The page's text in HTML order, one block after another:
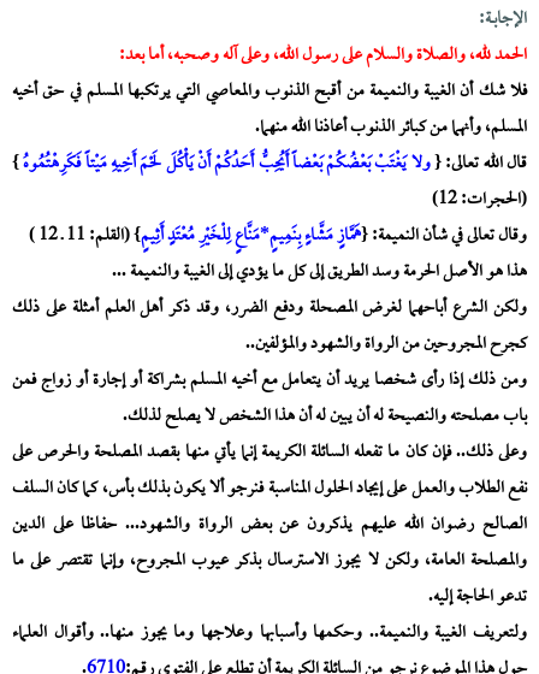
الإجابــة:
الحمد لله، والصلاة والسلام على رسول الله، وعلى آله وصحبه، أما بعد:
فلا شك أن الغيبة والنميمة من أقبح الذنوب والمعاصي التي يرتكبها المسلم في حق أخيه
المسلم، وأنهما من كبائر الذنوب أعاذنا الله منهما.
قال الله تعالى: {ولا يَغْتَبْبَعْضُكُمْ بَعْضاً أَيُحِبُّ أَحَدُكُمْ أَنْ يَأْكُلَ لَحْمَ أَخِيهِ مَيْتاً فَكَرِهْتُمُوهُ}
(الحجرات: 12)
وقال تعالى في شأن النميمة: {هَمَّازٍ مَشَّاءٍ بِنَمِيمٍ*مَنَّاعٍ لِلْخَيْرِ مُعْتَدٍ أَثِيمٍ} (القلم: 11 ـ 12 )
هذا هو الأصل الحرمة وسد الطريق إلى كل ما يؤدي إلى الغيبة والنميمة ...
ولكن الشرع أباحهما لغرض المصحلة ودفع الضرر، وقد ذكر أهل العلم أمثلة على ذلك
كجرح المجروحين من الرواة والشهود والمؤلفين..
ومن ذلك إذا رأى شخصا يريد أن يتعامل مع أخيه المسلم بشراكة أو إجارة أو زواج فمن
باب مصلحته والنصيحة له أن يبين له أن هذا الشخص لا يصلح لذلك.
وعلى ذلك.. فإن كان ما تفعله السائلة الكريمة إنما يأتي منها بقصد المصلحة والحرص على
نفع الطلاب والعمل على إيجاد الحلول المناسبة فنرجو ألا يكون بذلك بأس، كما كان السلف
الصالح رضوان الله عليهم يذكرون عن بعض الرواة والشهود...حفاظا على الدين
والمصلحة العامة، ولكن لا يجوز الاسترسال بذكر عيوب المجروح، وإنما تقتصر على ما
تدعو الحاجة إليه.
ولتعريف الغيبة والنميمة.. وحكمها وأسبابها وعلاجها وما يجوز منها.. وأقوال العلماء